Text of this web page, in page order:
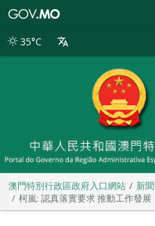
別
35°C
澳門特別行政區政府入口網站
新聞
柯嵐: 認真落實要求 推動工作發展